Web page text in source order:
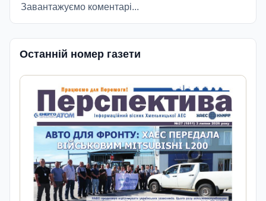
Завантажуємо коментарі...
Останній номер газети